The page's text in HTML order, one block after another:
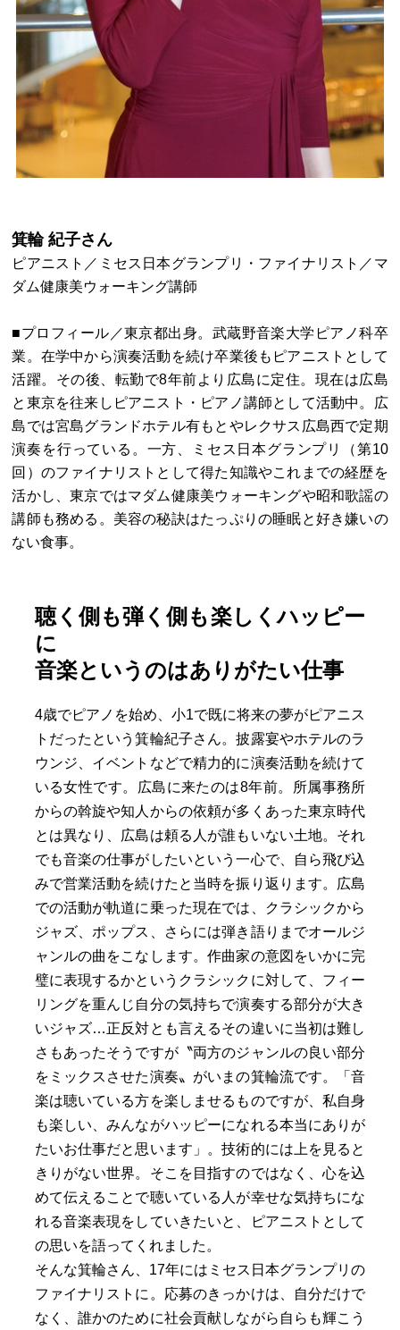
箕輪 紀子さん
ピアニスト／ミセス日本グランプリ・ファイナリスト／マ
ダム健康美ウォーキング講師
■プロフィール／東京都出身。武蔵野音楽大学ピアノ科卒
業。在学中から演奏活動を続け卒業後もピアニストとして
活躍。その後、転勤で8年前より広島に定住。現在は広島
と東京を往来しピアニスト・ピアノ講師として活動中。広
島では宮島グランドホテル有もとやレクサス広島西で定期
演奏を行っている。一方、ミセス日本グランプリ（第10
回）のファイナリストとして得た知識やこれまでの経歴を
活かし、東京ではマダム健康美ウォーキングや昭和歌謡の
講師も務める。美容の秘訣はたっぷりの睡眠と好き嫌いの
ない食事。
聴く側も弾く側も楽しくハッピー
に
音楽というのはありがたい仕事
4歳でピアノを始め、小1で既に将来の夢がピアニス
トだったという箕輪紀子さん。披露宴やホテルのラ
ウンジ、イベントなどで精力的に演奏活動を続けて
いる女性です。広島に来たのは8年前。所属事務所
からの斡旋や知人からの依頼が多くあった東京時代
とは異なり、広島は頼る人が誰もいない土地。それ
でも音楽の仕事がしたいという一心で、自ら飛び込
みで営業活動を続けたと当時を振り返ります。広島
での活動が軌道に乗った現在では、クラシックから
ジャズ、ポップス、さらには弾き語りまでオールジ
ャンルの曲をこなします。作曲家の意図をいかに完
璧に表現するかというクラシックに対して、フィー
リングを重んじ自分の気持ちで演奏する部分が大き
いジャズ…正反対とも言えるその違いに当初は難し
さもあったそうですが〝両方のジャンルの良い部分
をミックスさせた演奏〟がいまの箕輪流です。「音
楽は聴いている方を楽しませるものですが、私自身
も楽しい、みんながハッピーになれる本当にありが
たいお仕事だと思います」。技術的には上を見ると
きりがない世界。そこを目指すのではなく、心を込
めて伝えることで聴いている人が幸せな気持ちにな
れる音楽表現をしていきたいと、ピアニストとして
の思いを語ってくれました。
そんな箕輪さん、17年にはミセス日本グランプリの
ファイナリストに。応募のきっかけは、自分だけで
なく、誰かのために社会貢献しながら自らも輝こう